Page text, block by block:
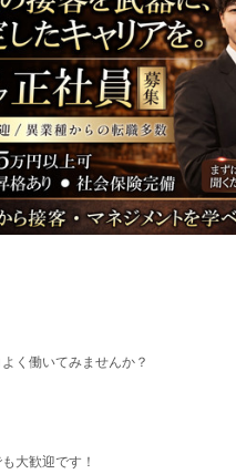
く働いてみませんか？
大歓迎です！